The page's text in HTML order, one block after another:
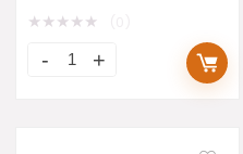
Edelstahlgehäuse, 400
★★★★★